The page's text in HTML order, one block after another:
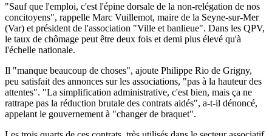
"Sauf que l'emploi, c'est l'épine dorsale de la non-relégation de nos
concitoyens", rappelle Marc Vuillemot, maire de la Seyne-sur-Mer
(Var) et président de l'association "Ville et banlieue". Dans les QPV,
le taux de chômage peut être deux fois et demi plus élevé qu'à
l'échelle nationale.
Il "manque beaucoup de choses", ajoute Philippe Rio de Grigny,
peu satisfait des annonces sur les associations, "pas à la hauteur des
attentes". "La simplification administrative, c'est bien, mais ça ne
rattrape pas la réduction brutale des contrats aidés", a-t-il dénoncé,
appelant le gouvernement à "changer de braquet".